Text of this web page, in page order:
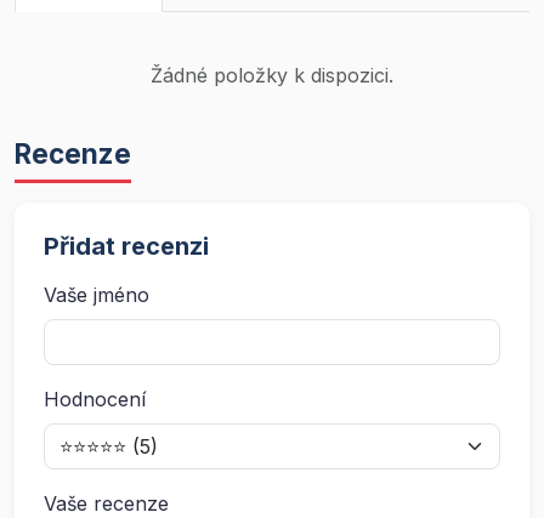
Žádné položky k dispozici.
Recenze
Přidat recenzi
Vaše jméno
Hodnocení
Vaše recenze